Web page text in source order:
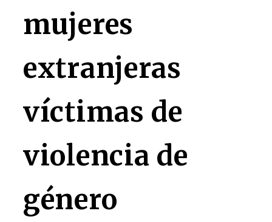
mujeres
extranjeras
víctimas de
violencia de
género